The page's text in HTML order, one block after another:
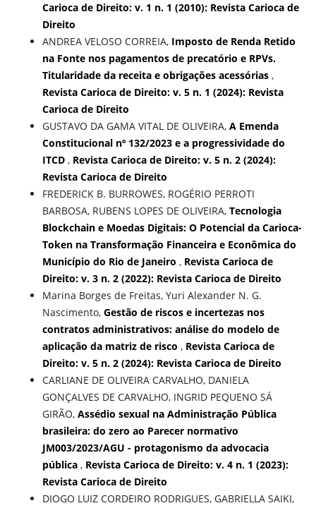
Carioca de Direito: v. 1 n. 1 (2010): Revista Carioca de
Direito
ANDREA VELOSO CORREIA, Imposto de Renda Retido
na Fonte nos pagamentos de precatório e RPVs.
Titularidade da receita e obrigações acessórias ,
Revista Carioca de Direito: v. 5 n. 1 (2024): Revista
Carioca de Direito
GUSTAVO DA GAMA VITAL DE OLIVEIRA, A Emenda
Constitucional nº 132/2023 e a progressividade do
ITCD , Revista Carioca de Direito: v. 5 n. 2 (2024):
Revista Carioca de Direito
FREDERICK B. BURROWES, ROGÉRIO PERROTI
BARBOSA, RUBENS LOPES DE OLIVEIRA, Tecnologia
Blockchain e Moedas Digitais: O Potencial da Carioca-
Token na Transformação Financeira e Econômica do
Município do Rio de Janeiro , Revista Carioca de
Direito: v. 3 n. 2 (2022): Revista Carioca de Direito
Marina Borges de Freitas, Yuri Alexander N. G.
Nascimento, Gestão de riscos e incertezas nos
contratos administrativos: análise do modelo de
aplicação da matriz de risco , Revista Carioca de
Direito: v. 5 n. 2 (2024): Revista Carioca de Direito
CARLIANE DE OLIVEIRA CARVALHO, DANIELA
GONÇALVES DE CARVALHO, INGRID PEQUENO SÁ
GIRÃO, Assédio sexual na Administração Pública
brasileira: do zero ao Parecer normativo
JM003/2023/AGU - protagonismo da advocacia
pública , Revista Carioca de Direito: v. 4 n. 1 (2023):
Revista Carioca de Direito
DIOGO LUIZ CORDEIRO RODRIGUES, GABRIELLA SAIKI,